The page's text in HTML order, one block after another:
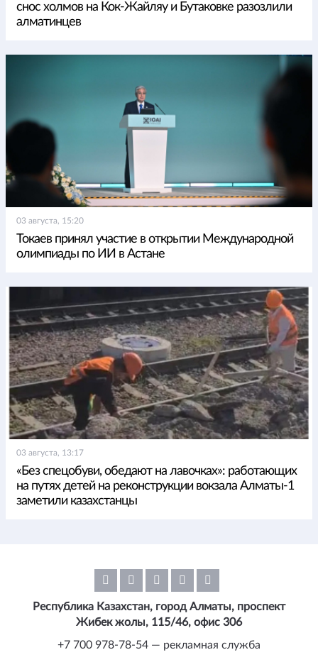
снос холмов на Кок-Жайляу и Бутаковке разозлили
алматинцев
03 августа, 15:20
Токаев принял участие в открытии Международной
олимпиады по ИИ в Астане
03 августа, 13:17
«Без спецобуви, обедают на лавочках»: работающих
на путях детей на реконструкции вокзала Алматы-1
заметили казахстанцы
Республика Казахстан, город Алматы, проспект
Жибек жолы, 115/46, офис 306
+7 700 978-78-54 — рекламная служба